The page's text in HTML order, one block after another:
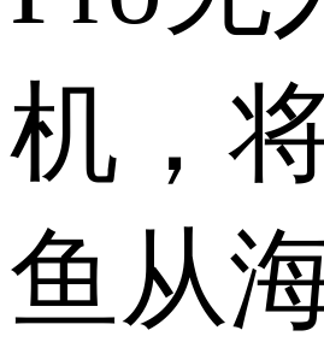
机，
鱼从